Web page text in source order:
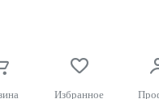
Избранное